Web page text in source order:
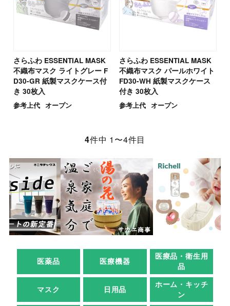
さらふわ ESSENTIAL MASK
不織布マスク ライトグレー F
D30-GR 紙製マスクケース付
き 30枚入
参考上代 オープン
さらふわ ESSENTIAL MASK
不織布マスク パールホワイト
FD30-WH 紙製マスクケース
付き 30枚入
参考上代 オープン
4件中 1〜4件目
医薬品 医療機器
医療品・衛生用
品
マスク 日用品
ホーム・キッチ
ン